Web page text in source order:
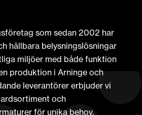
som sedan 2002 har
hållbara belysningslösningar
miljöer med både funktion
produktion i Arninge och
leverantörer erbjuder vi
och
för unika behov.